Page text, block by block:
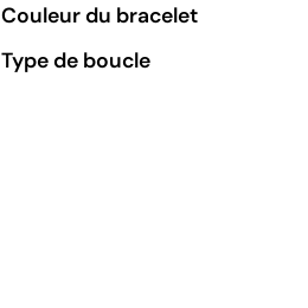
Couleur du bracelet
Type de boucle